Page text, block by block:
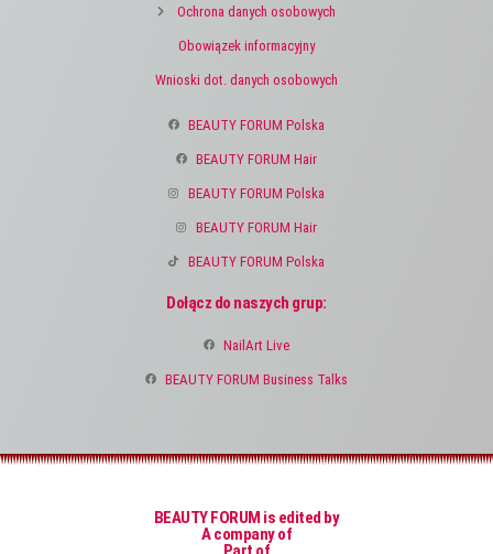
Ochrona danych osobowych
Obowiązek informacyjny
Wnioski dot. danych osobowych
BEAUTY FORUM Polska
BEAUTY FORUM Hair
BEAUTY FORUM Polska
BEAUTY FORUM Hair
BEAUTY FORUM Polska
Dołącz do naszych grup:
NailArt Live
BEAUTY FORUM Business Talks
BEAUTY FORUM is edited by
A company of